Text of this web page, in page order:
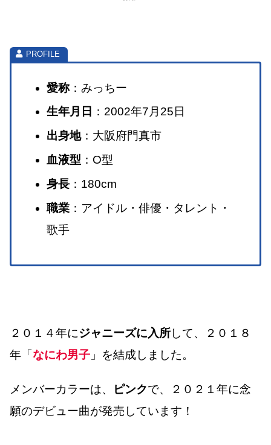
愛称：みっちー
生年月日 ：2002年7月25日
出身地：大阪府門真市
血液型 ：O型
身長 ：180cm
職業 ：アイドル・俳優・タレント・
歌手
２０１４年にジャニーズに入所して、２０１８
年「 なにわ男子 」を結成しました。
メンバーカラーは、 ピンクで、２０２１年に念
願のデビュー曲が発売しています！